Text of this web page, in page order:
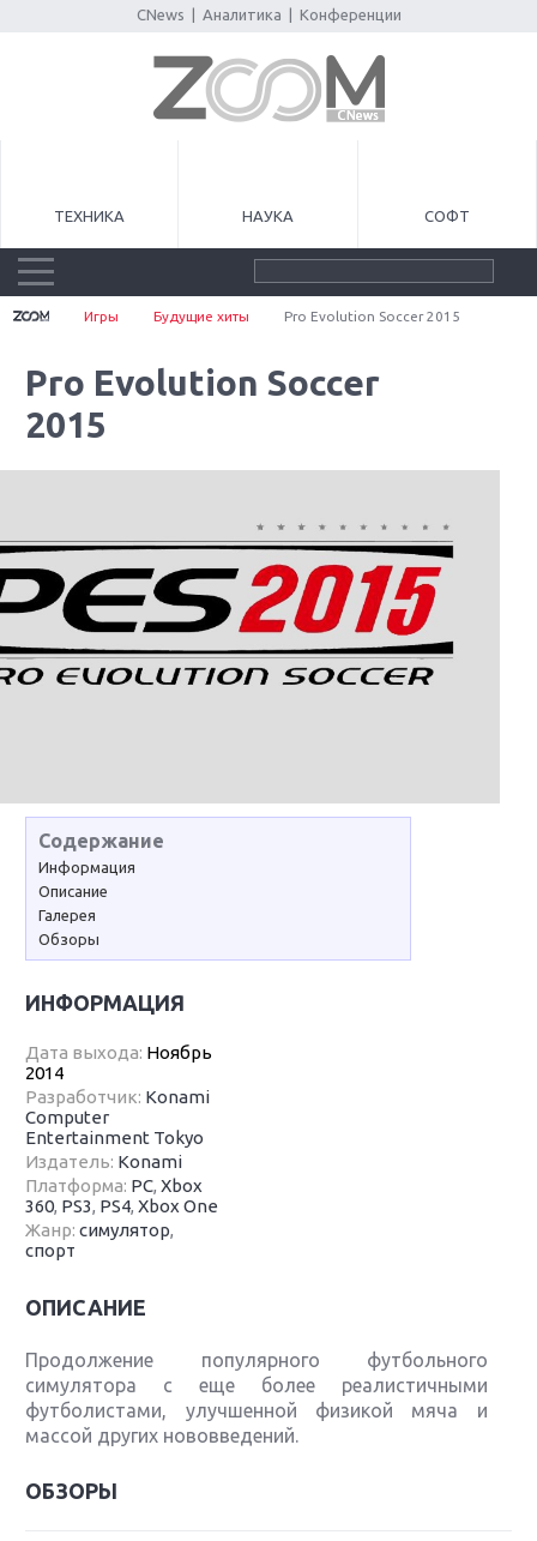
CNews Аналитика Конференции
ТЕХНИКА НАУКА СОФТ
Игры Будущие хиты Pro Evolution Soccer 2015
Pro Evolution Soccer
2015
Содержание
Информация
Описание
Галерея
Обзоры
ИНФОРМАЦИЯ
Дата выхода: Ноябрь
2014
Разработчик: Konami
Computer
Entertainment Tokyo
Издатель: Konami
Платформа: PC,Xbox
360, PS3, PS4,Xbox One
Жанр:симулятор,
спорт
ОПИСАНИЕ
Продолжение популярного футбольного
симулятора с еще более реалистичными
футболистами, улучшенной физикой мяча и
массой других нововведений.
ОБЗОРЫ